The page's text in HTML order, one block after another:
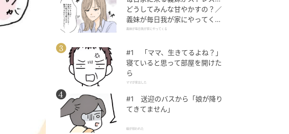
どうしてみんな甘やかすの？／
義妹が毎日我が家にやってくる
（1）【義父母がシンドイんで
義妹が毎日我が家にやってくる
#1 「ママ、生きてるよね？」
寝ていると思って部屋を開けた
ら
ママが家出した
#1 送迎のバスから「娘が降り
てきてません」
娘が拐われた